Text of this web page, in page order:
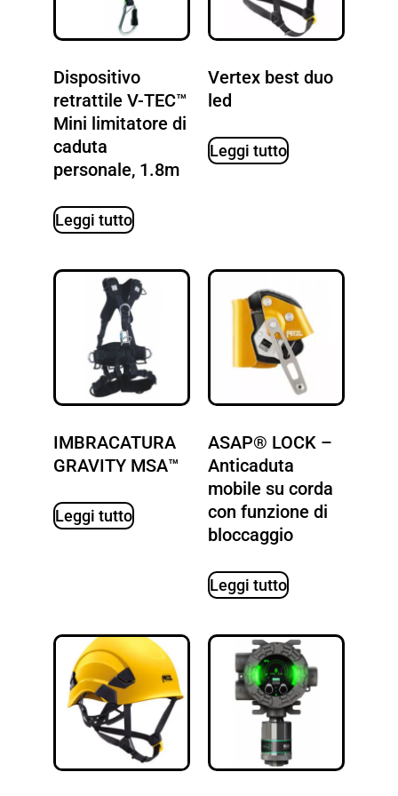
Dispositivo
retrattile V-TEC™
Mini limitatore di
caduta
personale, 1.8m
Leggi tutto
Vertex best duo
led
Leggi tutto
IMBRACATURA
GRAVITY MSA™
Leggi tutto
ASAP® LOCK –
Anticaduta
mobile su corda
con funzione di
bloccaggio
Leggi tutto